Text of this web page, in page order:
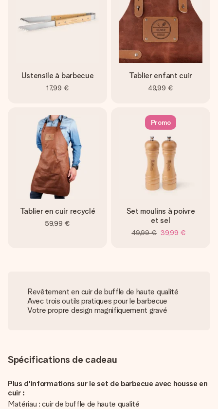
Ustensile à barbecue
17,99 €
Tablier enfant cuir
49,99 €
Tablier en cuir recyclé
59,99 €
Promo
Set moulins à poivre
et sel
49,99 € 39,99 €
Revêtement en cuir de buffle de haute qualité
Avec trois outils pratiques pour le barbecue
Votre propre design magnifiquement gravé
Spécifications de cadeau
Plus d'informations sur le set de barbecue avec housse en
cuir :
Matériau : cuir de buffle de haute qualité